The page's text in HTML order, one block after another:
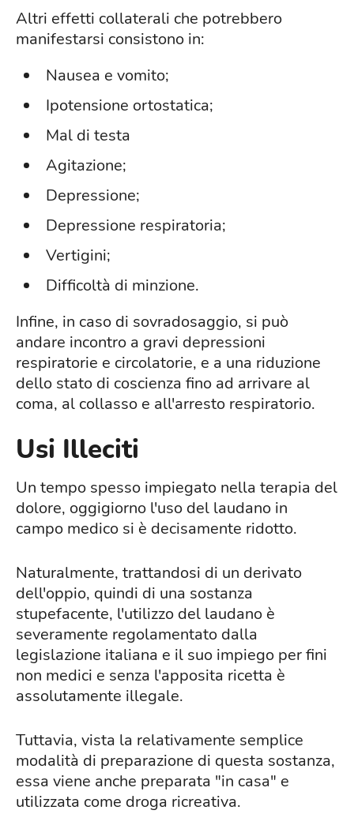
Altri effetti collaterali che potrebbero
manifestarsi consistono in:
Nausea e vomito;
Ipotensione ortostatica;
Mal di testa
Agitazione;
Depressione;
Depressione respiratoria;
Vertigini;
Difficoltà di minzione.
Infine, in caso di sovradosaggio, si può
andare incontro a gravi depressioni
respiratorie e circolatorie, e a una riduzione
dello stato di coscienza fino ad arrivare al
coma, al collasso e all'arresto respiratorio.
Usi Illeciti
Un tempo spesso impiegato nella terapia del
dolore, oggigiorno l'uso del laudano in
campo medico si è decisamente ridotto.
Naturalmente, trattandosi di un derivato
dell'oppio, quindi di una sostanza
stupefacente, l'utilizzo del laudano è
severamente regolamentato dalla
legislazione italiana e il suo impiego per fini
non medici e senza l'apposita ricetta è
assolutamente illegale.
Tuttavia, vista la relativamente semplice
modalità di preparazione di questa sostanza,
essa viene anche preparata "in casa" e
utilizzata come droga ricreativa.